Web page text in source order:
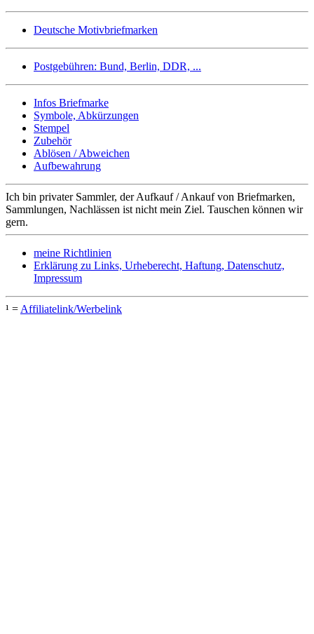
Deutsche Motivbriefmarken
Postgebühren: Bund, Berlin, DDR, ...
Infos Briefmarke
Symbole, Abkürzungen
Stempel
Zubehör
Ablösen / Abweichen
Aufbewahrung
Ich bin privater Sammler, der Aufkauf / Ankauf von Briefmarken,
Sammlungen, Nachlässen ist nicht mein Ziel. Tauschen können wir
gern.
meine Richtlinien
Erklärung zu Links, Urheberecht, Haftung, Datenschutz,
Impressum
¹ = Affiliatelink/Werbelink